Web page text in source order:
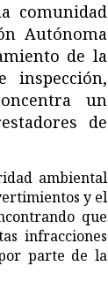
comunidad
Autónoma
de la
inspección,
un
de
ambiental
y el
que
infracciones
parte de la